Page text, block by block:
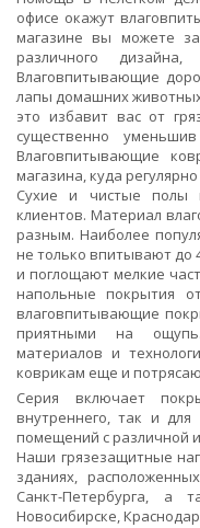
офисе окажут
магазине вы можете
различного
Влаговпитывающие
лапы домашних
это избавит вас от
существенно
Влаговпитывающие
магазина, куда
Сухие и чистые полы
клиентов. Материал
разным. Наиболее
не только впитывают до
и поглощают мелкие
напольные покрытия
влаговпитывающие
приятными на
материалов и
коврикам еще и
Серия включает
внутреннего, так и
помещений с различной
Наши грязезащитные
зданиях,
Санкт-Петербурга, а
Новосибирске,